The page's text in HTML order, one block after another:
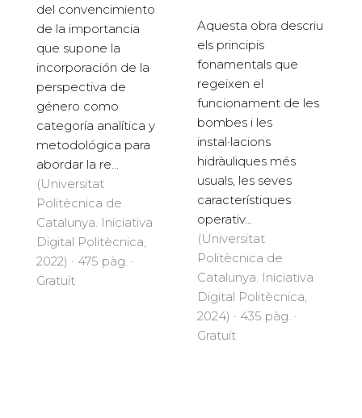
del convencimiento
de la importancia
que supone la
incorporación de la
perspectiva de
género como
categoría analítica y
metodológica para
abordar la re...
(Universitat
Politècnica de
Catalunya. Iniciativa
Digital Politècnica,
2022) · 475 pàg. ·
Gratuït
Aquesta obra descriu
els principis
fonamentals que
regeixen el
funcionament de les
bombes i les
instal·lacions
hidràuliques més
usuals, les seves
característiques
operativ...
(Universitat
Politècnica de
Catalunya. Iniciativa
Digital Politècnica,
2024) · 435 pàg. ·
Gratuït